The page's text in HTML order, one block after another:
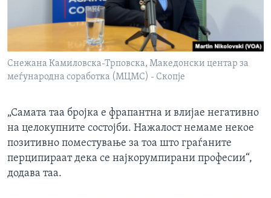
Снежана Камиловска-Трповска, Македонски центар за
меѓународна соработка (МЦМС) - Скопје
„Самата таа бројка е фрапантна и влијае негативно
на целокупните состојби. Нажалост немаме некое
позитивно поместување за тоа што граѓаните
перципираат дека се најкорумпирани професии“,
додава таа.